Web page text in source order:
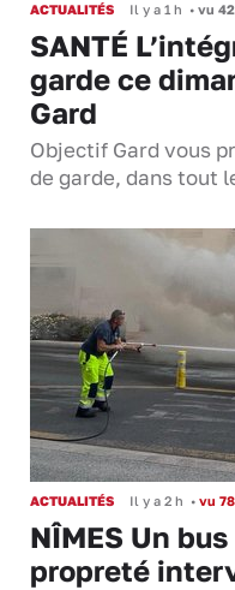
ACTUALITÉS Il y a 1 h • vu
SANTÉ
garde ce
Gard
Objectif Gard vous
de garde, dans tout
ACTUALITÉS Il y a 2 h • vu
NÎMES Un
propreté